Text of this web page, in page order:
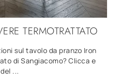
TERMOTRATTATO
sul tavolo da pranzo Iron
di Sangiacomo? Clicca e
...